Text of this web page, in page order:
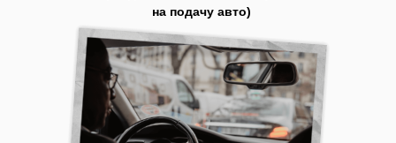
на подачу авто)